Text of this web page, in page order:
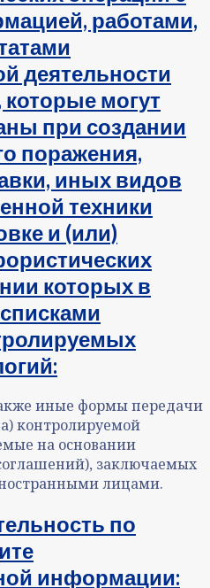
работами,
деятельности
которые могут
при создании
поражения,
иных видов
техники
и (или)
которых в
иные формы передачи
контролируемой
на основании
заключаемых
лицами.
по
информации: